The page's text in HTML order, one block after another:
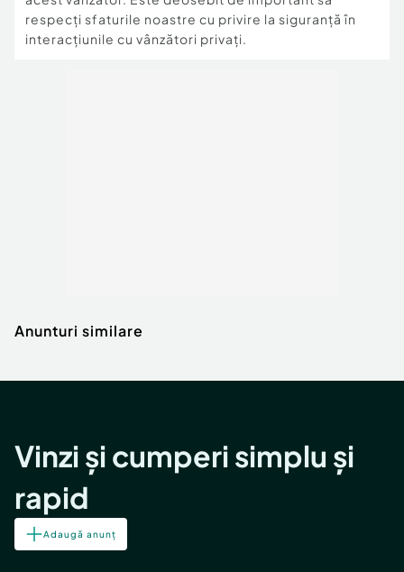
respecți sfaturile noastre cu privire la siguranță în
interacțiunile cu vânzători privați.
Anunturi similare
Vinzi și cumperi simplu și
rapid
Adaugă anunț